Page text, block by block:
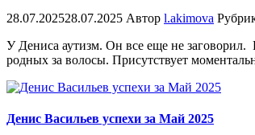
28.07.202528.07.2025 Автор l.akimova
У Дениса аутизм. Он все еще не заговорил.
родных за волосы. Присутствует
Денис Васильев успехи за Май 2025